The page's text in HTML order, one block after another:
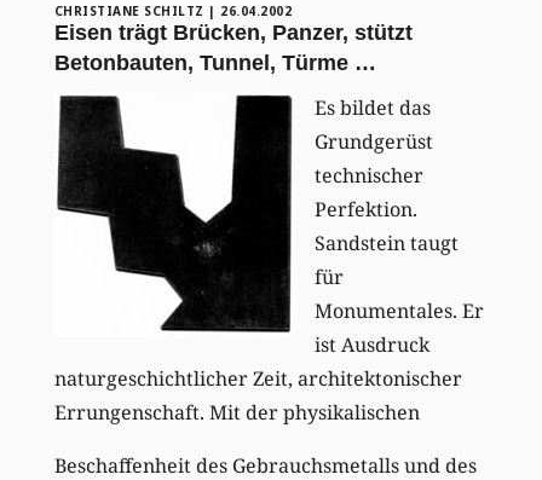
CHRISTIANE SCHILTZ | 26.04.2002
Eisen trägt Brücken, Panzer, stützt
Betonbauten, Tunnel, Türme …
Es bildet das
Grundgerüst
technischer
Perfektion.
Sandstein taugt
für
Monumentales. Er
ist Ausdruck
naturgeschichtlicher Zeit, architektonischer
Errungenschaft. Mit der physikalischen
Beschaffenheit des Gebrauchsmetalls und des